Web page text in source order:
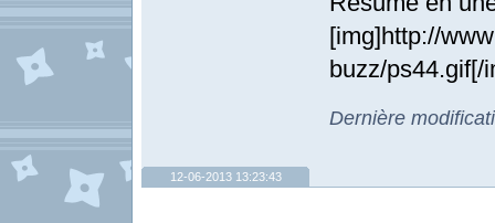
[img]http://
buzz/ps44.gif[/
Dernière
12-06-2013 13:23:43